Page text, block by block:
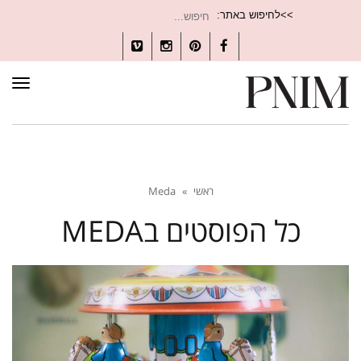
>>לחיפוש באתר:
עבור:
Facebook
Pinterest
Instagram
Vimeo
ראשי »
Meda
כל הפוסטים בMEDA